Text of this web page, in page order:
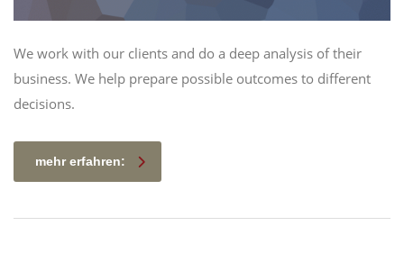
We work with our clients and do a deep analysis of their
business. We help prepare possible outcomes to different
decisions.
mehr erfahren: